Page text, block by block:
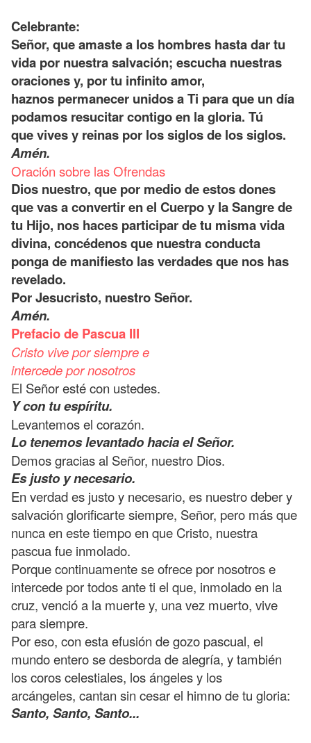
Celebrante:
Señor, que amaste a los hombres hasta dar tu
vida por nuestra salvación; escucha nuestras
oraciones y, por tu infinito amor,
haznos permanecer unidos a Ti para que un día
podamos resucitar contigo en la gloria. Tú
que vives y reinas por los siglos de los siglos.
Amén.
Oración sobre las Ofrendas
Dios nuestro, que por medio de estos dones
que vas a convertir en el Cuerpo y la Sangre de
tu Hijo, nos haces participar de tu misma vida
divina, concédenos que nuestra conducta
ponga de manifiesto las verdades que nos has
revelado.
Por Jesucristo, nuestro Señor.
Amén.
Prefacio de Pascua III
Cristo vive por siempre e
intercede por nosotros
El Señor esté con ustedes.
Y con tu espíritu.
Levantemos el corazón.
Lo tenemos levantado hacia el Señor.
Demos gracias al Señor, nuestro Dios.
Es justo y necesario.
En verdad es justo y necesario, es nuestro deber y
salvación glorificarte siempre, Señor, pero más que
nunca en este tiempo en que Cristo, nuestra
pascua fue inmolado.
Porque continuamente se ofrece por nosotros e
intercede por todos ante ti el que, inmolado en la
cruz, venció a la muerte y, una vez muerto, vive
para siempre.
Por eso, con esta efusión de gozo pascual, el
mundo entero se desborda de alegría, y también
los coros celestiales, los ángeles y los
arcángeles, cantan sin cesar el himno de tu gloria:
Santo, Santo, Santo...